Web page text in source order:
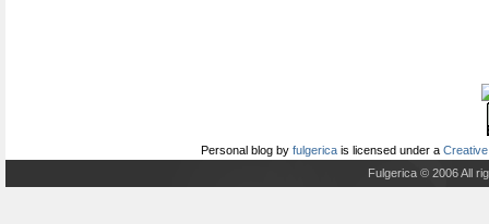
Personal blog by fulgerica is licensed under a
Fulgerica © 2006 All